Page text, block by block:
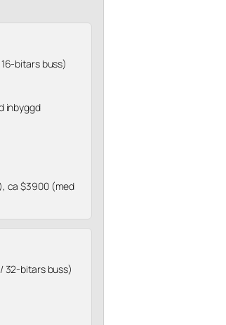
bitars buss)
inbyggd
ca $3900 (med
32-bitars buss)